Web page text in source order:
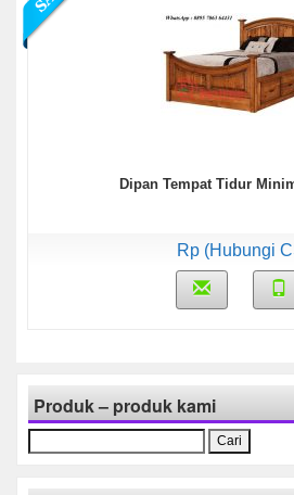
Dipan Tempat Tidur
Rp (Hubungi
Produk – produk kami
untuk: